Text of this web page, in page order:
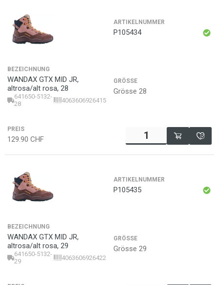
ARTIKELNUMMER
P105434
BEZEICHNUNG
WANDAX GTX MID JR,
altrosa/alt rosa, 28
641650-5132-
28
4063606926415
GRÖSSE
Grösse 28
PREIS
129.90 CHF
ARTIKELNUMMER
P105435
BEZEICHNUNG
WANDAX GTX MID JR,
altrosa/alt rosa, 29
641650-5132-
29
4063606926422
GRÖSSE
Grösse 29